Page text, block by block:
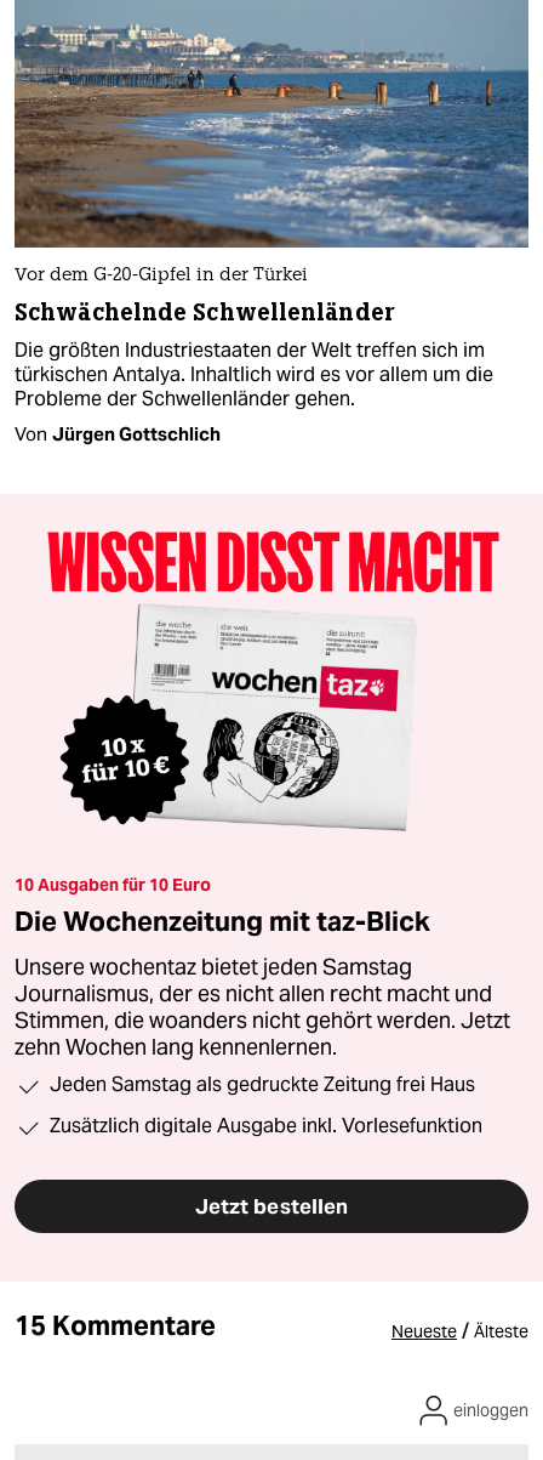
Vor dem G-20-Gipfel in der Türkei
Schwächelnde Schwellenländer
Die größten Industriestaaten der Welt treffen sich im
türkischen Antalya. Inhaltlich wird es vor allem um die
Probleme der Schwellenländer gehen.
Von Jürgen Gottschlich
10 Ausgaben für 10 Euro
Die Wochenzeitung mit taz-Blick
Unsere wochentaz bietet jeden Samstag
Journalismus, der es nicht allen recht macht und
Stimmen, die woanders nicht gehört werden. Jetzt
zehn Wochen lang kennenlernen.
Jeden Samstag als gedruckte Zeitung frei Haus
Zusätzlich digitale Ausgabe inkl. Vorlesefunktion
Jetzt bestellen
15 Kommentare Neueste / Älteste
einloggen